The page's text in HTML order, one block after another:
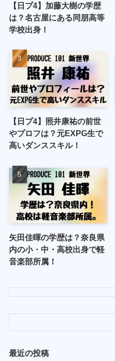
【日プ4】加藤大樹の学歴
は？名古屋にある同朋高等
学校出身！
【日プ4】照井康祐の前世
やプロフは？元EXPG生で
高いダンススキル！
矢田佳暉の学歴は？奈良県
内の小・中・高校出身で軽
音楽部所属！
最近の投稿